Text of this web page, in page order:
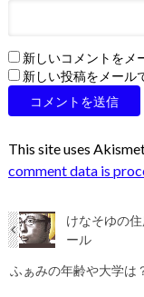
新しいコメントをメ
新しい投稿をメール
This site uses
comment data is
けなそゆの
ール
ふぁみの年齢や大学は